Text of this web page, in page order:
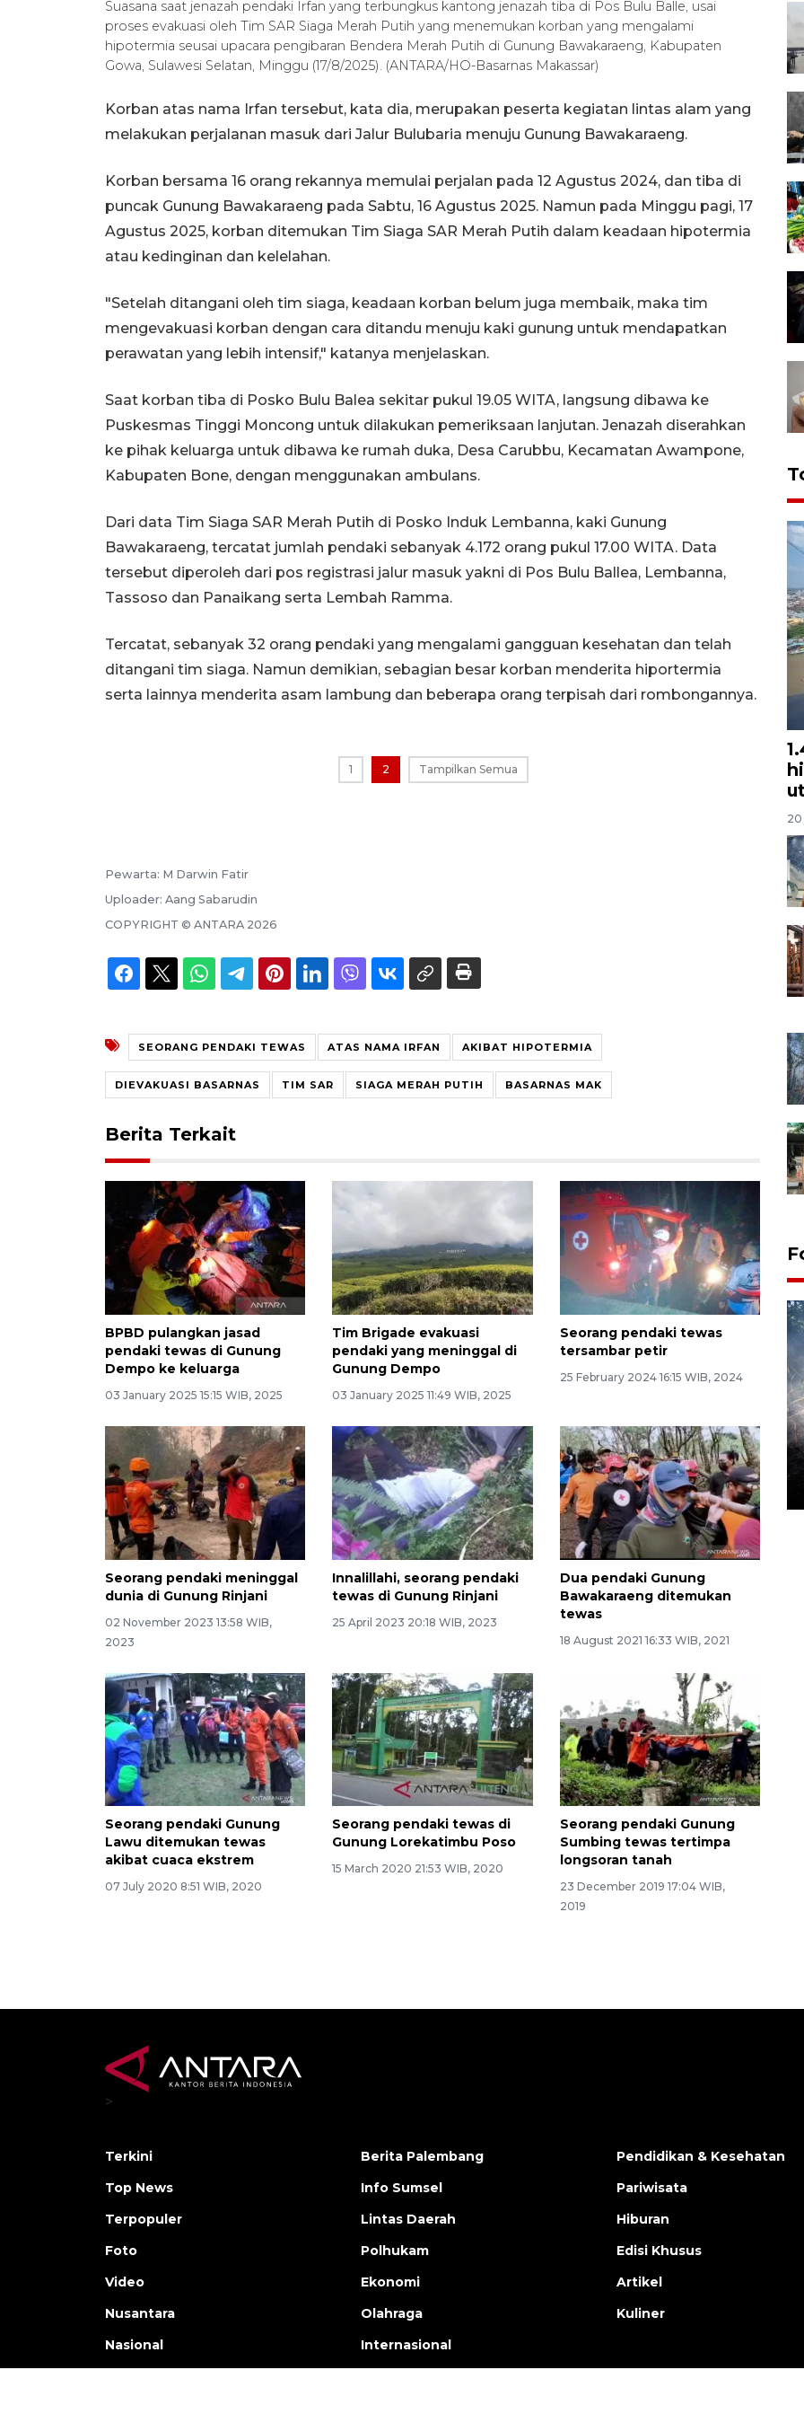
Suasana saat jenazah pendaki Irfan yang terbungkus kantong jenazah tiba di Pos Bulu Balle, usai
proses evakuasi oleh Tim SAR Siaga Merah Putih yang menemukan korban yang mengalami
hipotermia seusai upacara pengibaran Bendera Merah Putih di Gunung Bawakaraeng, Kabupaten
Gowa, Sulawesi Selatan, Minggu (17/8/2025). (ANTARA/HO-Basarnas Makassar)
Korban atas nama Irfan tersebut, kata dia, merupakan peserta kegiatan lintas alam yang
melakukan perjalanan masuk dari Jalur Bulubaria menuju Gunung Bawakaraeng.
Korban bersama 16 orang rekannya memulai perjalan pada 12 Agustus 2024, dan tiba di
puncak Gunung Bawakaraeng pada Sabtu, 16 Agustus 2025. Namun pada Minggu pagi, 17
Agustus 2025, korban ditemukan Tim Siaga SAR Merah Putih dalam keadaan hipotermia
atau kedinginan dan kelelahan.
"Setelah ditangani oleh tim siaga, keadaan korban belum juga membaik, maka tim
mengevakuasi korban dengan cara ditandu menuju kaki gunung untuk mendapatkan
perawatan yang lebih intensif," katanya menjelaskan.
Saat korban tiba di Posko Bulu Balea sekitar pukul 19.05 WITA, langsung dibawa ke
Puskesmas Tinggi Moncong untuk dilakukan pemeriksaan lanjutan. Jenazah diserahkan
ke pihak keluarga untuk dibawa ke rumah duka, Desa Carubbu, Kecamatan Awampone,
Kabupaten Bone, dengan menggunakan ambulans.
Dari data Tim Siaga SAR Merah Putih di Posko Induk Lembanna, kaki Gunung
Bawakaraeng, tercatat jumlah pendaki sebanyak 4.172 orang pukul 17.00 WITA. Data
tersebut diperoleh dari pos registrasi jalur masuk yakni di Pos Bulu Ballea, Lembanna,
Tassoso dan Panaikang serta Lembah Ramma.
Tercatat, sebanyak 32 orang pendaki yang mengalami gangguan kesehatan dan telah
ditangani tim siaga. Namun demikian, sebagian besar korban menderita hiportermia
serta lainnya menderita asam lambung dan beberapa orang terpisah dari rombongannya.
1 2 Tampilkan Semua
Pewarta: M Darwin Fatir
Uploader: Aang Sabarudin
COPYRIGHT © ANTARA 2026
SEORANG PENDAKI TEWAS ATAS NAMA IRFAN AKIBAT HIPOTERMIA
DIEVAKUASI BASARNAS TIM SAR SIAGA MERAH PUTIH BASARNAS MAK
Berita Terkait
BPBD pulangkan jasad
pendaki tewas di Gunung
Dempo ke keluarga
03 January 2025 15:15 WIB, 2025
Tim Brigade evakuasi
pendaki yang meninggal di
Gunung Dempo
03 January 2025 11:49 WIB, 2025
Seorang pendaki tewas
tersambar petir
25 February 2024 16:15 WIB, 2024
Seorang pendaki meninggal
dunia di Gunung Rinjani
02 November 2023 13:58 WIB,
2023
Innalillahi, seorang pendaki
tewas di Gunung Rinjani
25 April 2023 20:18 WIB, 2023
Dua pendaki Gunung
Bawakaraeng ditemukan
tewas
18 August 2021 16:33 WIB, 2021
Seorang pendaki Gunung
Lawu ditemukan tewas
akibat cuaca ekstrem
07 July 2020 8:51 WIB, 2020
Seorang pendaki tewas di
Gunung Lorekatimbu Poso
15 March 2020 21:53 WIB, 2020
Seorang pendaki Gunung
Sumbing tewas tertimpa
longsoran tanah
23 December 2019 17:04 WIB,
2019
20
Alokasi anggaran untuk bibit
kopi arabika Gayo
15 June 2026 11:15 WIB
>
Terkini
Top News
Terpopuler
Foto
Video
Nusantara
Nasional
Berita Palembang
Info Sumsel
Lintas Daerah
Polhukam
Ekonomi
Olahraga
Internasional
Pendidikan & Kesehatan
Pariwisata
Hiburan
Edisi Khusus
Artikel
Kuliner